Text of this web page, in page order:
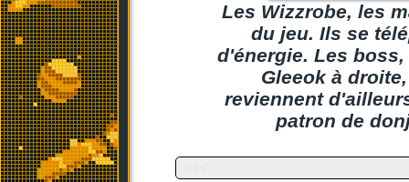
Les Wizzrobe, les
du jeu. Ils se
d'énergie. Les
Gleeok à
reviennent
patron de